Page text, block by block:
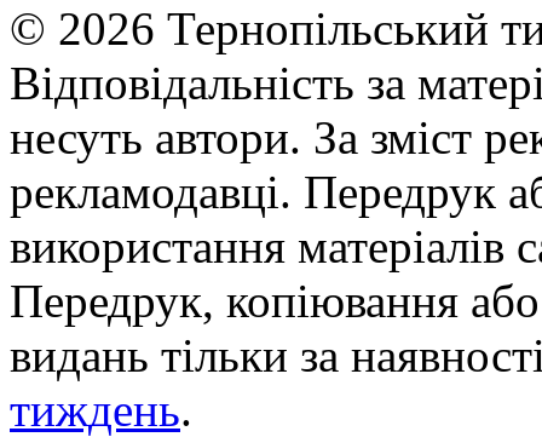
© 2026 Тернопільський
Відповідальність за
несуть автори. За зміст
рекламодавці. Передрук
використання матеріалів
Передрук, копіювання
видань тільки за
тиждень.